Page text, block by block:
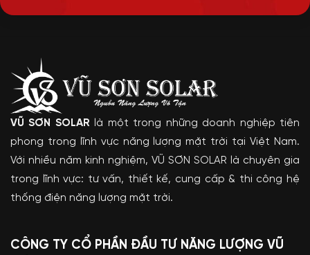
VŨ SƠN SOLAR là một trong những doanh nghiệp tiên
phong trong lĩnh vực năng lượng mặt trời tại Việt Nam.
Với nhiều năm kinh nghiệm, VŨ SƠN SOLAR là chuyên gia
trong lĩnh vực: tư vấn, thiết kế, cung cấp & thi công hệ
thống điện năng lượng mặt trời.
CÔNG TY CỔ PHẦN ĐẦU TƯ NĂNG LƯỢNG VŨ